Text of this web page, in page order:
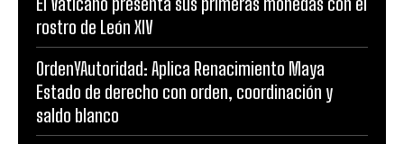
rostro de León XIV
OrdenYAutoridad: Aplica Renacimiento Maya
Estado de derecho con orden, coordinación y
saldo blanco